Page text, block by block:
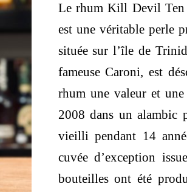
initial
était :
235,00 €.
Le rhum Kill Devil Ten
est une véritable perle
située sur l’île de
fameuse Caroni, est
rhum une valeur et
2008 dans un alambic
vieilli pendant 14
cuvée d’exception
bouteilles ont été